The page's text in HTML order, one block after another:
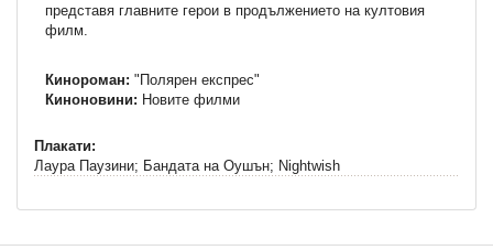
представя главните герои в продължението на култовия
филм.
Кинороман: "Полярен експрес"
Киноновини: Новите филми
Плакати:
Лаура Паузини; Бандата на Оушън; Nightwish